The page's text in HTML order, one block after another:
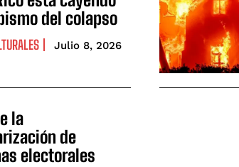
del colapso
Julio 8, 2026
la
de
electorales